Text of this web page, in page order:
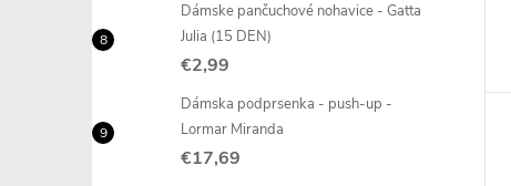
Dámske pančuchové nohavice - Gatta
Julia (15 DEN)
€2,99
Dámska podprsenka - push-up -
Lormar Miranda
€17,69